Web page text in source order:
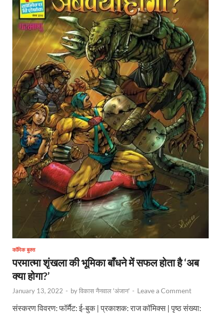
कॉमिक बुक्स
परमात्मा शृंखला की भूमिका बाँधने में सफल होता है ‘अब
क्या होगा?’
January 13, 2022 - byविकास नैनवाल 'अंजान' - Leave a Comment
संस्करण विवरण: फॉर्मैट: ई-बुक | प्रकाशक: राज कॉमिक्स | पृष्ठ संख्या: